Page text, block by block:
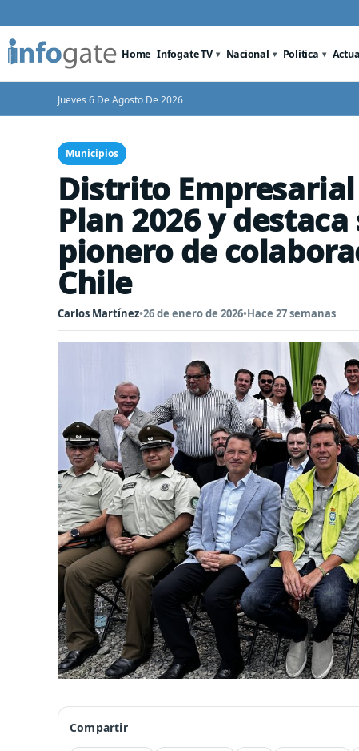
Home Infogate TV Nacional Política
Jueves 6 De Agosto De 2026
Municipios
Distrito
Plan 2026 y
pionero de
Chile
Carlos Martínez•26 de enero de 2026•Hace 27 semanas
Compartir